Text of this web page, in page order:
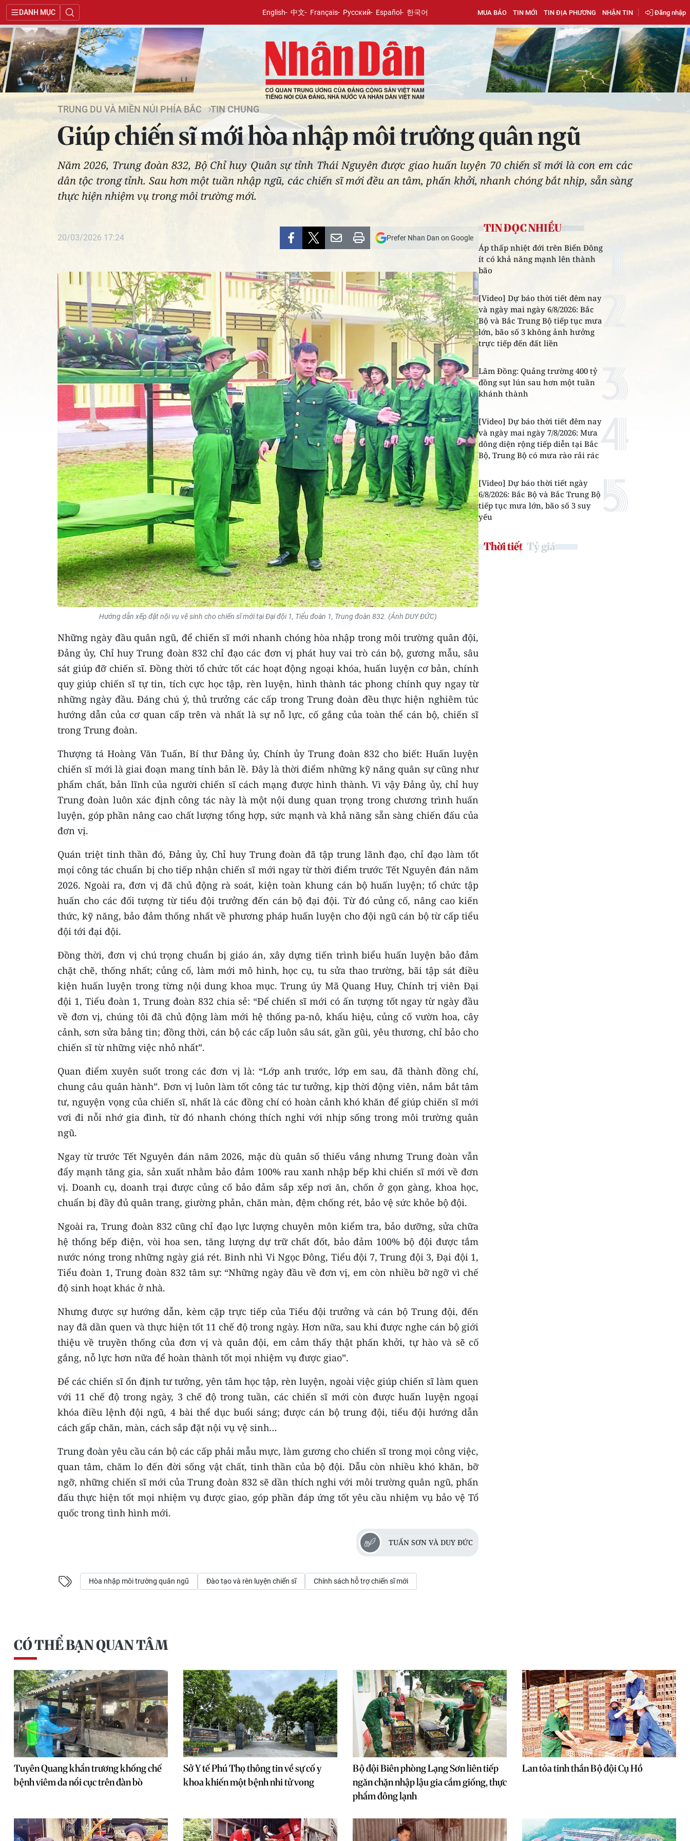
DANH MỤC English 中文 Français Русский Español 한국어 MUA BÁO TIN MỚI TIN ĐỊA PHƯƠNG NHẬN TIN Đăng nhập
TRUNG DU VÀ MIỀN NÚI PHÍA BẮC TIN CHUNG
Giúp chiến sĩ mới hòa nhập môi trường quân ngũ
Năm 2026, Trung đoàn 832, Bộ Chỉ huy Quân sự tỉnh Thái Nguyên được giao huấn luyện 70 chiến sĩ mới là con em các
dân tộc trong tỉnh. Sau hơn một tuần nhập ngũ, các chiến sĩ mới đều an tâm, phấn khởi, nhanh chóng bắt nhịp, sẵn sàng
thực hiện nhiệm vụ trong môi trường mới.
20/03/2026 17:24 Prefer Nhan Dan on Google
Hướng dẫn xếp đặt nội vụ vệ sinh cho chiến sĩ mới tại Đại đội 1, Tiểu đoàn 1, Trung đoàn 832. (Ảnh DUY ĐỨC)
Những ngày đầu quân ngũ, để chiến sĩ mới nhanh chóng hòa nhập trong môi trường quân đội,
Đảng ủy, Chỉ huy Trung đoàn 832 chỉ đạo các đơn vị phát huy vai trò cán bộ, gương mẫu, sâu
sát giúp đỡ chiến sĩ. Đồng thời tổ chức tốt các hoạt động ngoại khóa, huấn luyện cơ bản, chính
quy giúp chiến sĩ tự tin, tích cực học tập, rèn luyện, hình thành tác phong chính quy ngay từ
những ngày đầu. Đáng chú ý, thủ trưởng các cấp trong Trung đoàn đều thực hiện nghiêm túc
hướng dẫn của cơ quan cấp trên và nhất là sự nỗ lực, cố gắng của toàn thể cán bộ, chiến sĩ
trong Trung đoàn.
Thượng tá Hoàng Văn Tuấn, Bí thư Đảng ủy, Chính ủy Trung đoàn 832 cho biết: Huấn luyện
chiến sĩ mới là giai đoạn mang tính bản lề. Đây là thời điểm những kỹ năng quân sự cũng như
phẩm chất, bản lĩnh của người chiến sĩ cách mạng được hình thành. Vì vậy Đảng ủy, chỉ huy
Trung đoàn luôn xác định công tác này là một nội dung quan trọng trong chương trình huấn
luyện, góp phần nâng cao chất lượng tổng hợp, sức mạnh và khả năng sẵn sàng chiến đấu của
đơn vị.
Quán triệt tinh thần đó, Đảng ủy, Chỉ huy Trung đoàn đã tập trung lãnh đạo, chỉ đạo làm tốt
mọi công tác chuẩn bị cho tiếp nhận chiến sĩ mới ngay từ thời điểm trước Tết Nguyên đán năm
2026. Ngoài ra, đơn vị đã chủ động rà soát, kiện toàn khung cán bộ huấn luyện; tổ chức tập
huấn cho các đối tượng từ tiểu đội trưởng đến cán bộ đại đội. Từ đó củng cố, nâng cao kiến
thức, kỹ năng, bảo đảm thống nhất về phương pháp huấn luyện cho đội ngũ cán bộ từ cấp tiểu
đội tới đại đội.
Đồng thời, đơn vị chú trọng chuẩn bị giáo án, xây dựng tiến trình biểu huấn luyện bảo đảm
chặt chẽ, thống nhất; củng cố, làm mới mô hình, học cụ, tu sửa thao trường, bãi tập sát điều
kiện huấn luyện trong từng nội dung khoa mục. Trung úy Mã Quang Huy, Chính trị viên Đại
đội 1, Tiểu đoàn 1, Trung đoàn 832 chia sẻ: “Để chiến sĩ mới có ấn tượng tốt ngay từ ngày đầu
về đơn vị, chúng tôi đã chủ động làm mới hệ thống pa-nô, khẩu hiệu, củng cố vườn hoa, cây
cảnh, sơn sửa bảng tin; đồng thời, cán bộ các cấp luôn sâu sát, gần gũi, yêu thương, chỉ bảo cho
chiến sĩ từ những việc nhỏ nhất”.
Quan điểm xuyên suốt trong các đơn vị là: “Lớp anh trước, lớp em sau, đã thành đồng chí,
chung câu quân hành”. Đơn vị luôn làm tốt công tác tư tưởng, kịp thời động viên, nắm bắt tâm
tư, nguyện vọng của chiến sĩ, nhất là các đồng chí có hoàn cảnh khó khăn để giúp chiến sĩ mới
vơi đi nỗi nhớ gia đình, từ đó nhanh chóng thích nghi với nhịp sống trong môi trường quân
ngũ.
Ngay từ trước Tết Nguyên đán năm 2026, mặc dù quân số thiếu vắng nhưng Trung đoàn vẫn
đẩy mạnh tăng gia, sản xuất nhằm bảo đảm 100% rau xanh nhập bếp khi chiến sĩ mới về đơn
vị. Doanh cụ, doanh trại được củng cố bảo đảm sắp xếp nơi ăn, chốn ở gọn gàng, khoa học,
chuẩn bị đầy đủ quân trang, giường phản, chăn màn, đệm chống rét, bảo vệ sức khỏe bộ đội.
Ngoài ra, Trung đoàn 832 cũng chỉ đạo lực lượng chuyên môn kiểm tra, bảo dưỡng, sửa chữa
hệ thống bếp điện, vòi hoa sen, tăng lượng dự trữ chất đốt, bảo đảm 100% bộ đội được tắm
nước nóng trong những ngày giá rét. Binh nhì Vi Ngọc Đông, Tiểu đội 7, Trung đội 3, Đại đội 1,
Tiểu đoàn 1, Trung đoàn 832 tâm sự: “Những ngày đầu về đơn vị, em còn nhiều bỡ ngỡ vì chế
độ sinh hoạt khác ở nhà.
Nhưng được sự hướng dẫn, kèm cặp trực tiếp của Tiểu đội trưởng và cán bộ Trung đội, đến
nay đã dần quen và thực hiện tốt 11 chế độ trong ngày. Hơn nữa, sau khi được nghe cán bộ giới
thiệu về truyền thống của đơn vị và quân đội, em cảm thấy thật phấn khởi, tự hào và sẽ cố
gắng, nỗ lực hơn nữa để hoàn thành tốt mọi nhiệm vụ được giao”.
Ðể các chiến sĩ ổn định tư tưởng, yên tâm học tập, rèn luyện, ngoài việc giúp chiến sĩ làm quen
với 11 chế độ trong ngày, 3 chế độ trong tuần, các chiến sĩ mới còn được huấn luyện ngoại
khóa điều lệnh đội ngũ, 4 bài thể dục buổi sáng; được cán bộ trung đội, tiểu đội hướng dẫn
cách gấp chăn, màn, cách sắp đặt nội vụ vệ sinh…
Trung đoàn yêu cầu cán bộ các cấp phải mẫu mực, làm gương cho chiến sĩ trong mọi công việc,
quan tâm, chăm lo đến đời sống vật chất, tinh thần của bộ đội. Dẫu còn nhiều khó khăn, bỡ
ngỡ, những chiến sĩ mới của Trung đoàn 832 sẽ dần thích nghi với môi trường quân ngũ, phấn
đấu thực hiện tốt mọi nhiệm vụ được giao, góp phần đáp ứng tốt yêu cầu nhiệm vụ bảo vệ Tổ
quốc trong tình hình mới.
TUẤN SƠN VÀ DUY ĐỨC
Hòa nhập môi trường quân ngũ Đào tạo và rèn luyện chiến sĩ Chính sách hỗ trợ chiến sĩ mới
TIN ĐỌC NHIỀU
Áp thấp nhiệt đới trên Biển Đông
ít có khả năng mạnh lên thành
bão
[Video] Dự báo thời tiết đêm nay
và ngày mai ngày 6/8/2026: Bắc
Bộ và Bắc Trung Bộ tiếp tục mưa
lớn, bão số 3 không ảnh hưởng
trực tiếp đến đất liền
Lâm Đồng: Quảng trường 400 tỷ
đồng sụt lún sau hơn một tuần
khánh thành
[Video] Dự báo thời tiết đêm nay
và ngày mai ngày 7/8/2026: Mưa
dông diện rộng tiếp diễn tại Bắc
Bộ, Trung Bộ có mưa rào rải rác
[Video] Dự báo thời tiết ngày
6/8/2026: Bắc Bộ và Bắc Trung Bộ
tiếp tục mưa lớn, bão số 3 suy
yếu
Thời tiết Tỷ giá
CÓ THỂ BẠN QUAN TÂM
Tuyên Quang khẩn trương khống chế
bệnh viêm da nổi cục trên đàn bò
Sở Y tế Phú Thọ thông tin về sự cố y
khoa khiến một bệnh nhi tử vong
Bộ đội Biên phòng Lạng Sơn liên tiếp
ngăn chặn nhập lậu gia cầm giống, thực
phẩm đông lạnh
Lan tỏa tinh thần Bộ đội Cụ Hồ